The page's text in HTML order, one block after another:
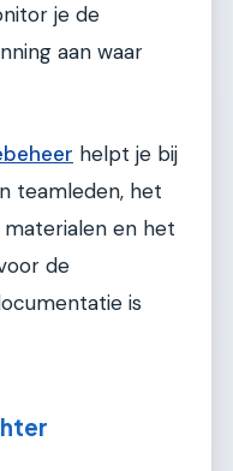
je de
aan waar
helpt je bij
teamleden, het
en het
de
is